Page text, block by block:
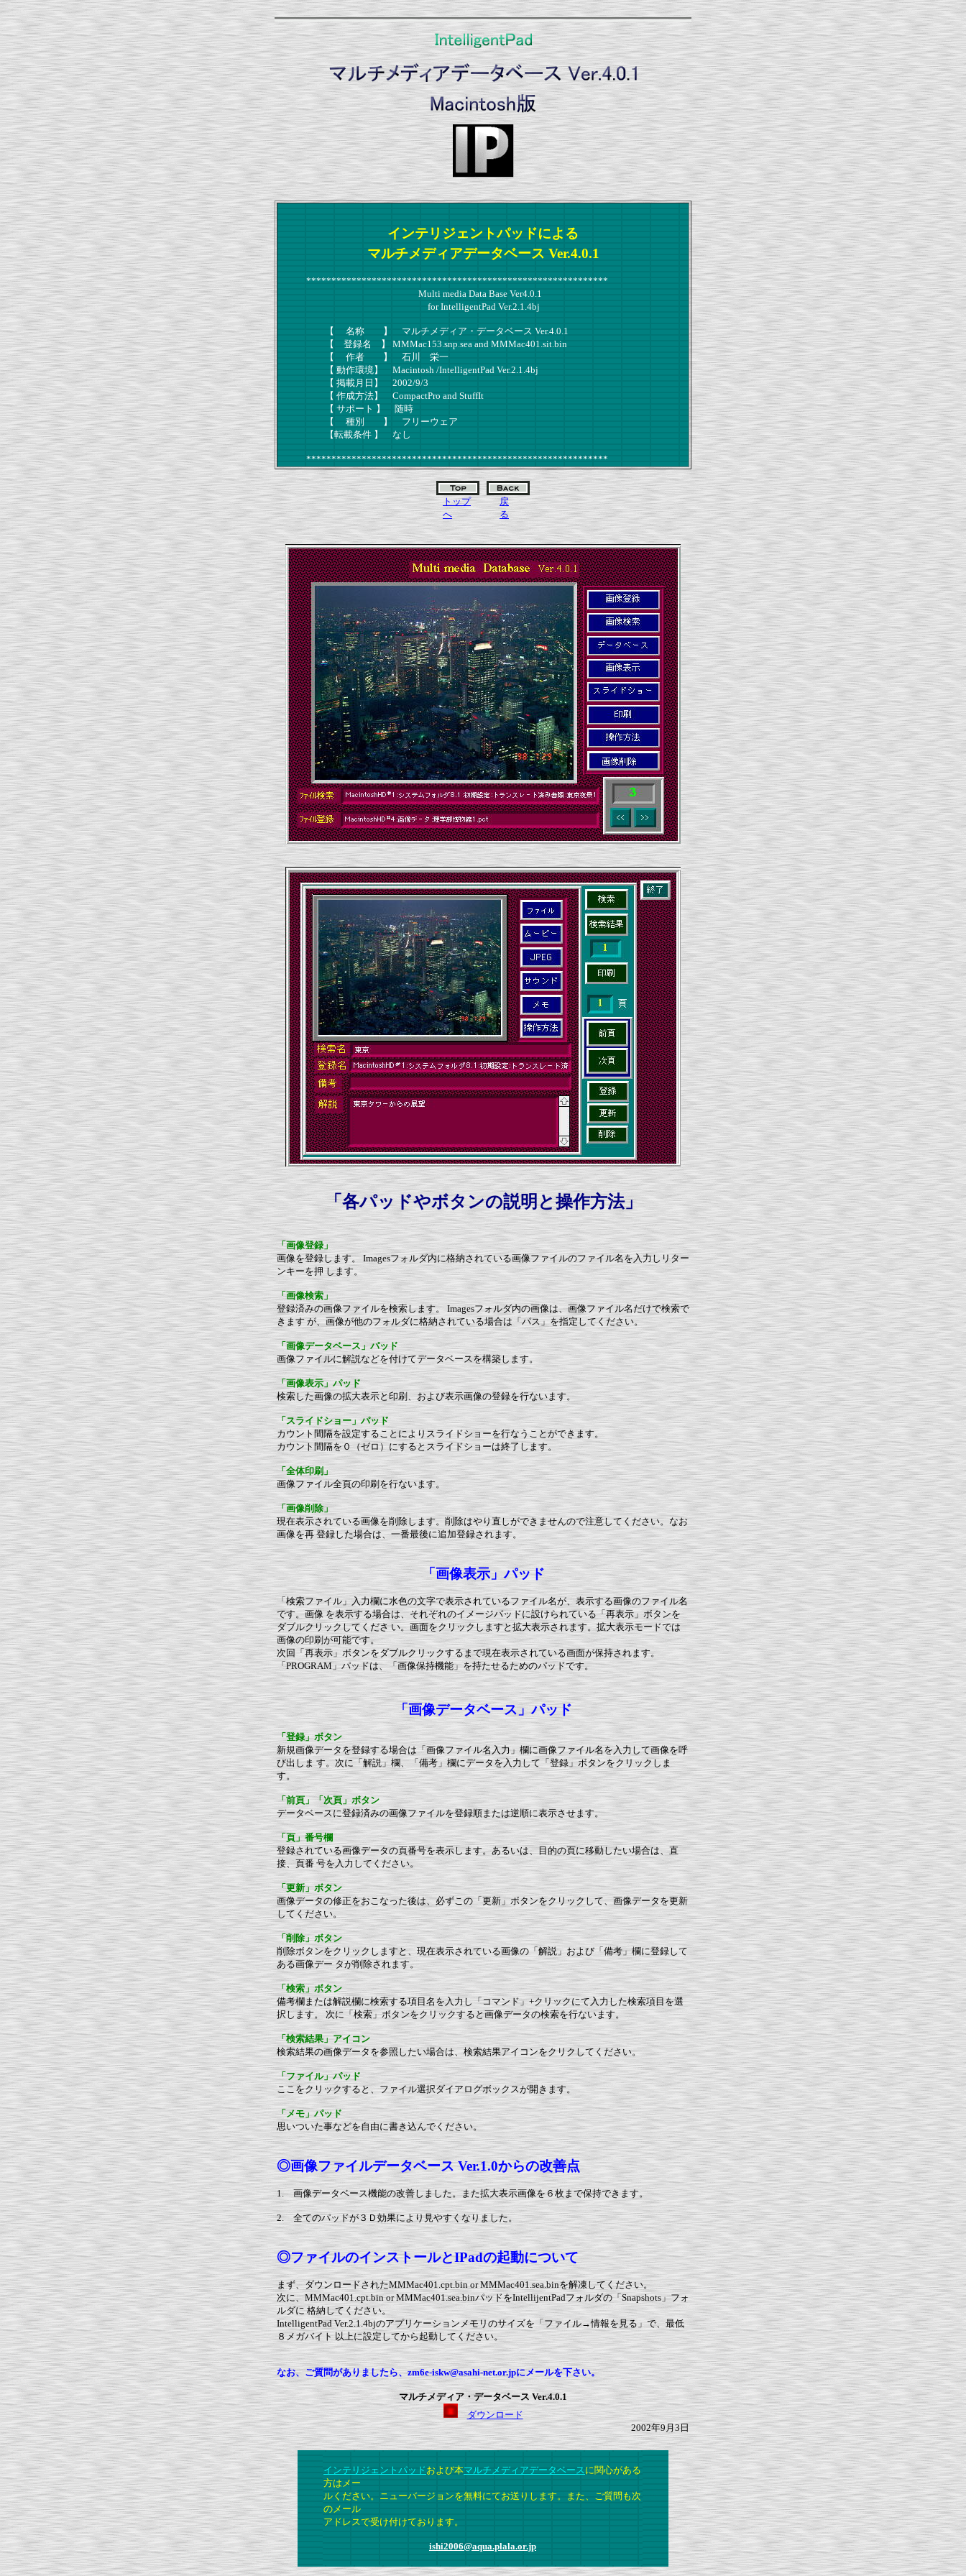
インテリジェントパッドによる
マルチメディアデータベース Ver.4.0.1
************************************************************
Multi media Data Base Ver4.0.1
for IntelligentPad Ver.2.1.4bj
【 名称 】 マルチメディア・データベース Ver.4.0.1
【 登録名 】 MMMac153.snp.sea and MMMac401.sit.bin
【 作者 】 石川 栄一
【 動作環境】 Macintosh /IntelligentPad Ver.2.1.4bj
【 掲載月日】 2002/9/3
【 作成方法】 CompactPro and StuffIt
【 サポート 】 随時
【 種別 】 フリーウェア
【転載条件 】 なし
************************************************************
トップ
へ
戻
る
「各パッドやボタンの説明と操作方法」
「画像登録」
画像を登録します。 Imagesフォルダ内に格納されている画像ファイルのファイル名を入力しリター
ンキーを押 します。
「画像検索」
登録済みの画像ファイルを検索します。 Imagesフォルダ内の画像は、画像ファイル名だけで検索で
きます が、画像が他のフォルダに格納されている場合は「パス」を指定してください。
「画像データベース」パッド
画像ファイルに解説などを付けてデータベースを構築します。
「画像表示」パッド
検索した画像の拡大表示と印刷、および表示画像の登録を行ないます。
「スライドショー」パッド
カウント間隔を設定することによりスライドショーを行なうことができます。
カウント間隔を０（ゼロ）にするとスライドショーは終了します。
「全体印刷」
画像ファイル全頁の印刷を行ないます。
「画像削除」
現在表示されている画像を削除します。削除はやり直しができませんので注意してください。なお
画像を再 登録した場合は、一番最後に追加登録されます。
「画像表示」パッド
「検索ファイル」入力欄に水色の文字で表示されているファイル名が、表示する画像のファイル名
です。画像 を表示する場合は、それぞれのイメージパッドに設けられている「再表示」ボタンを
ダブルクリックしてくださ い。画面をクリックしますと拡大表示されます。拡大表示モードでは
画像の印刷が可能です。
次回「再表示」ボタンをダブルクリックするまで現在表示されている画面が保持されます。
「PROGRAM」パッドは、「画像保持機能」を持たせるためのパッドです。
「画像データベース」パッド
「登録」ボタン
新規画像データを登録する場合は「画像ファイル名入力」欄に画像ファイル名を入力して画像を呼
び出しま す。次に「解説」欄、「備考」欄にデータを入力して「登録」ボタンをクリックしま
す。
「前頁」「次頁」ボタン
データベースに登録済みの画像ファイルを登録順または逆順に表示させます。
「頁」番号欄
登録されている画像データの頁番号を表示します。あるいは、目的の頁に移動したい場合は、直
接、頁番 号を入力してください。
「更新」ボタン
画像データの修正をおこなった後は、必ずこの「更新」ボタンをクリックして、画像データを更新
してください。
「削除」ボタン
削除ボタンをクリックしますと、現在表示されている画像の「解説」および「備考」欄に登録して
ある画像デー タが削除されます。
「検索」ボタン
備考欄または解説欄に検索する項目名を入力し「コマンド」+クリックにて入力した検索項目を選
択します。
次に「検索」ボタンをクリックすると画像データの検索を行ないます。
「検索結果」アイコン
検索結果の画像データを参照したい場合は、検索結果アイコンをクリクしてください。
「ファイル」パッド
ここをクリックすると、ファイル選択ダイアログボックスが開きます。
「メモ」パッド
思いついた事などを自由に書き込んでください。
◎画像ファイルデータベース Ver.1.0からの改善点
1. 画像データベース機能の改善しました。また拡大表示画像を６枚まで保持できます。
2. 全てのパッドが３Ｄ効果により見やすくなりました。
◎ファイルのインストールとIPadの起動について
まず、ダウンロードされたMMMac401.cpt.bin or MMMac401.sea.binを解凍してください。
次に、MMMac401.cpt.bin or MMMac401.sea.binパッドをIntellijentPadフォルダの「Snapshots」フォ
ルダに 格納してください。
IntelligentPad Ver.2.1.4bjのアプリケーションメモリのサイズを「ファイル→情報を見る」で、最低
８メガバイト 以上に設定してから起動してください。
なお、ご質問がありましたら、zm6e-iskw@asahi-net.or.jpにメールを下さい。
マルチメディア・データベース Ver.4.0.1
ダウンロード
2002年9月3日
インテリジェントパッドおよび本マルチメディアデータベースに関心がある
方はメー
ルください。ニューバージョンを無料にてお送りします。また、ご質問も次
のメール
アドレスで受け付けております。
ishi2006@aqua.plala.or.jp